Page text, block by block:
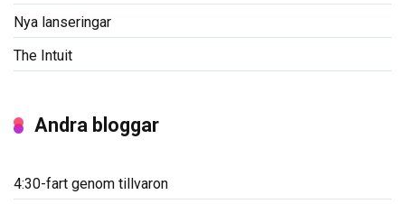
Nya lanseringar
The Intuit
Andra bloggar
4:30-fart genom tillvaron